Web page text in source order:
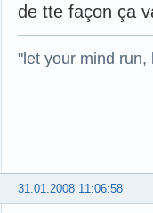
de tte façon ça
"let your mind run,
31.01.2008 11:06:58